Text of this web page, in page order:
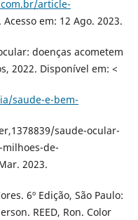
article-
em: 12 Ago. 2023.
doenças acometem
2022. Disponível em: <
saude-e-bem-
saude-ocular-
milhoes-de-
2023.
6º Edição, São Paulo:
REED, Ron. Color